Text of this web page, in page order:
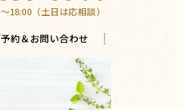
18:00（土日は応相談）
約＆お問い合わせ